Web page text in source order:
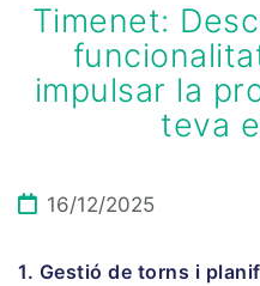
Timenet:
impulsar la
teva
16/12/2025
1. Gestió de torns i